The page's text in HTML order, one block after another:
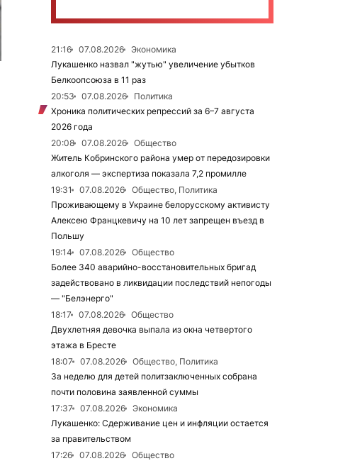
21:16 07.08.2026
Экономика
Лукашенко назвал "жутью" увеличение убытков
Белкоопсоюза в 11 раз
20:53
07.08.2026
Политика
Хроника политических репрессий за 6–7 августа
2026 года
20:08
07.08.2026
Общество
Житель Кобринского района умер от передозировки
алкоголя — экспертиза показала 7,2 промилле
19:31
07.08.2026
Общество, Политика
Проживающему в Украине белорусскому активисту
Алексею Францкевичу на 10 лет запрещен въезд в
Польшу
19:14
07.08.2026
Общество
Более 340 аварийно-восстановительных бригад
задействовано в ликвидации последствий непогоды
— "Белэнерго"
18:17
07.08.2026
Общество
Двухлетняя девочка выпала из окна четвертого
этажа в Бресте
18:07
07.08.2026
Общество, Политика
За неделю для детей политзаключенных собрана
почти половина заявленной суммы
17:37
07.08.2026
Экономика
Лукашенко: Сдерживание цен и инфляции остается
за правительством
17:26
07.08.2026
Общество